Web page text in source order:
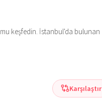
keşfedin. İstanbul'da bulunan
Karşılaştır